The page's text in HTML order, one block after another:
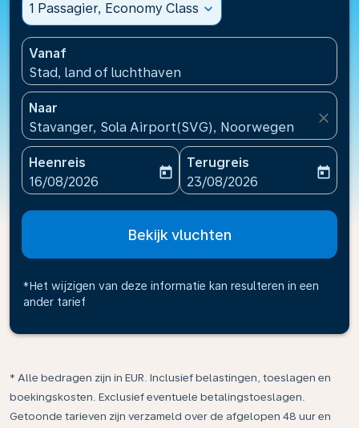
1 Passagier, Economy Class expand_more
Vanaf
Stad, land of luchthaven
Naar
Stavanger, Sola Airport(SVG), Noorwegen
close
Heenreis
fc-booking-departure-date-aria-label
16/08/2026
today
Terugreis
fc-booking-return-date-
23/08/2026
today
Bekijk vluchten
*Het wijzigen van deze informatie kan resulteren in een
ander tarief
* Alle bedragen zijn in EUR. Inclusief belastingen, toeslagen en
boekingskosten. Exclusief eventuele betalingstoeslagen.
Getoonde tarieven zijn verzameld over de afgelopen 48 uur en